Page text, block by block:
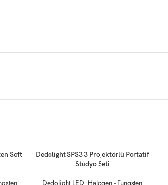
Soft
DEVAMINI OKU
Dedolight SPS3 3 Projektörlü Portatif
Stüdyo Seti
Dedolight LED, Halogen - Tungsten